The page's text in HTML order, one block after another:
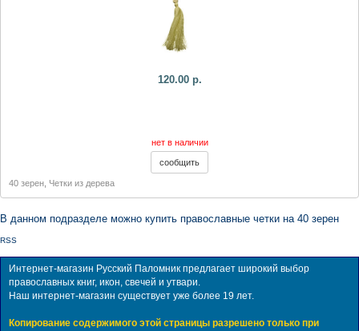
120.00 р.
нет в наличии
40 зерен Четки из дерева
В данном подразделе можно купить православные четки на 40 зерен
RSS
Интернет-магазин Русский Паломник предлагает широкий выбор
православных книг, икон, свечей и утвари.
Наш интернет-магазин существует уже более 19 лет.
Копирование содержимого этой страницы разрешено только при